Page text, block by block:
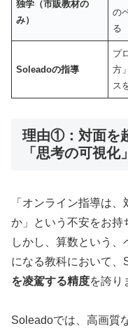
独学（市販教材の
み）
の
る
Soleadoの指導
プ
方
ス
理由①：対面を
「思考の可視化」
「オンライン指導は
か」という不安をお持
しかし、算数という、
になる教科において
を凌駕する精度を誇り
Soleadoでは、高画質